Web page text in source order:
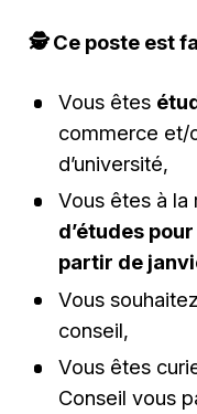
🕵️‍ Ce poste est
Vous êtes
commerce et/
d’université,
Vous êtes à la
d’études
partir de
Vous
conseil,
Vous êtes
Conseil vous